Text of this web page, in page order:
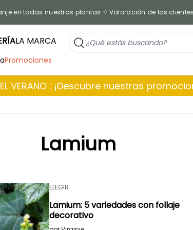
en todas nuestras plantas Valoración de los
LA MARCA
Promociones
EL VERANO : ¡Descubre nuestras
Lamium
ELEGIR
Lamium: 5 variedades con follaje
decorativo